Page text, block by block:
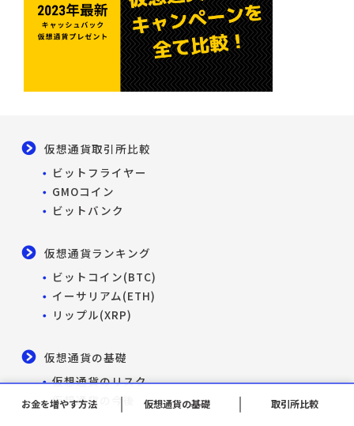
仮想通貨取引所比較
ビットフライヤー
GMOコイン
ビットバンク
仮想通貨ランキング
ビットコイン(BTC)
イーサリアム(ETH)
リップル(XRP)
仮想通貨の基礎
仮想通貨のリスク
仮想通貨の今後
お金を増やす方法 仮想通貨の基礎 取引所比較